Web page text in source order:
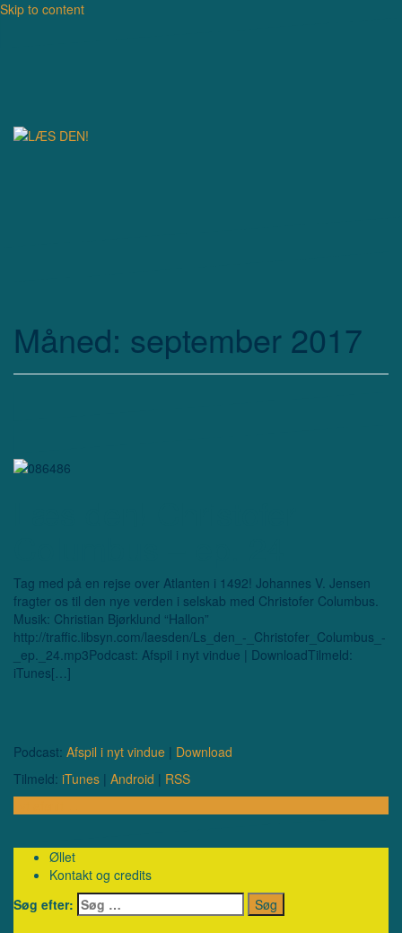
Skip to content
Måned: september 2017
Tag med på en rejse over Atlanten i 1492! Johannes V. Jensen
fragter os til den nye verden i selskab med Christofer Columbus.
Musik: Christian Bjørklund “Hallon”
http://traffic.libsyn.com/laesden/Ls_den_-_Christofer_Columbus_-
_ep._24.mp3Podcast: Afspil i nyt vindue | DownloadTilmeld:
iTunes[…]
Podcast: Afspil i nyt vindue | Download
Tilmeld: iTunes | Android | RSS
Øllet
Kontakt og credits
Søg efter: